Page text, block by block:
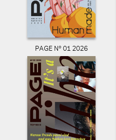
PAGE N° 01 2026